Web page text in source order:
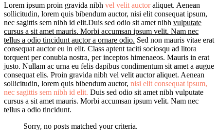
Lorem ipsum proin gravida nibh vel velit auctoraliquet. Aenean
sollicitudin, lorem quis bibendum auctor, nisi elit consequat ipsum,
nec sagittis sem nibh id elit.Duis sed odio sit amet nibh vulputate
cursus a sit amet mauris. Morbi accumsan ipsum velit. Nam nec
tellus a odio tincidunt auctor a ornare odio. Sed non mauris vitae erat
consequat auctor eu in elit. Class aptent taciti sociosqu ad litora
torquent per conubia nostra, per inceptos himenaeos. Mauris in erat
justo. Nullam ac urna eu felis dapibus condimentum sit amet a augue
consequat elis. Proin gravida nibh vel velit auctor aliquet. Aenean
sollicitudin, lorem quis bibendum auctor, nisi elit consequat ipsum,
nec sagittis sem nibh id elit. Duis sed odio sit amet nibh vulputate
cursus a sit amet mauris. Morbi accumsan ipsum velit. Nam nec
tellus a odio tincidunt.
Sorry, no posts matched your criteria.